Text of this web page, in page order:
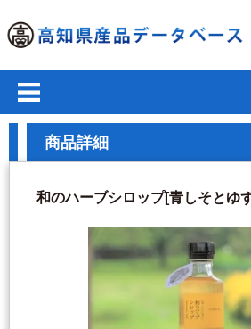
商品詳細
和のハーブシロップ[青しそとゆ